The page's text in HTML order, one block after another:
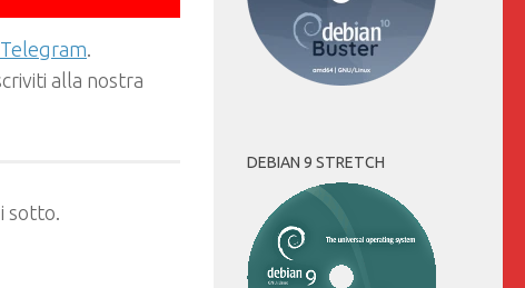
.
alla nostra
sotto.
DEBIAN 9 STRETCH